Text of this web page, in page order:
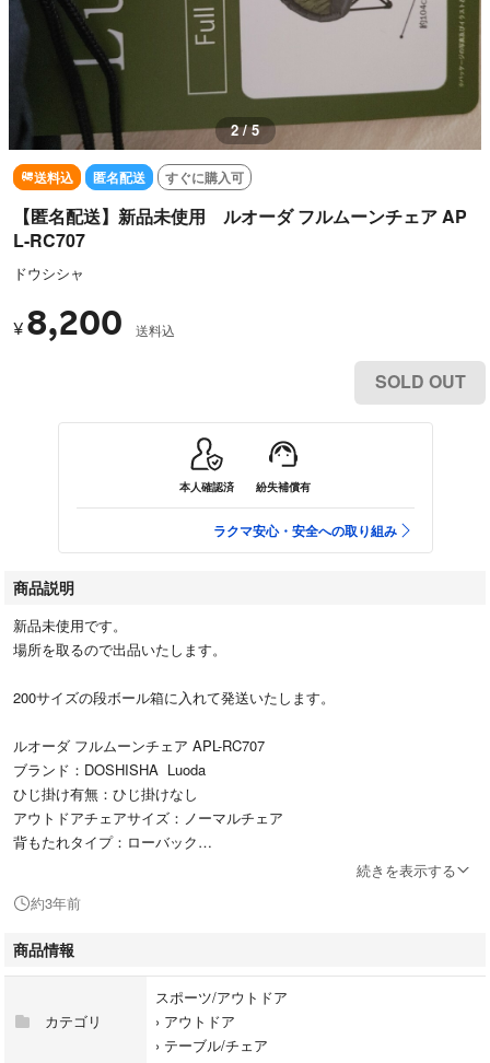
3 / 5
送料込 匿名配送 すぐに購入可
【匿名配送】新品未使用 ルオーダ フルムーンチェア AP
L-RC707
ドウシシャ
¥ 8,200 送料込
SOLD OUT
本人確認済 紛失補償有
ラクマ安心・安全への取り組み
商品説明
新品未使用です。
場所を取るので出品いたします。
200サイズの段ボール箱に入れて発送いたします。
ルオーダ フルムーンチェア APL-RC707
ブランド：DOSHISHA Luoda
ひじ掛け有無：ひじ掛けなし
アウトドアチェアサイズ：ノーマルチェア
背もたれタイプ：ローバック
最大座面高（cm）：44 cm
色：カーキ系 グレー系
ハイチェア/ローチェア：ハイチェア
続きを表示する
約3年前
商品情報
カテゴリ
スポーツ/アウトドア
› アウトドア
› テーブル/チェア